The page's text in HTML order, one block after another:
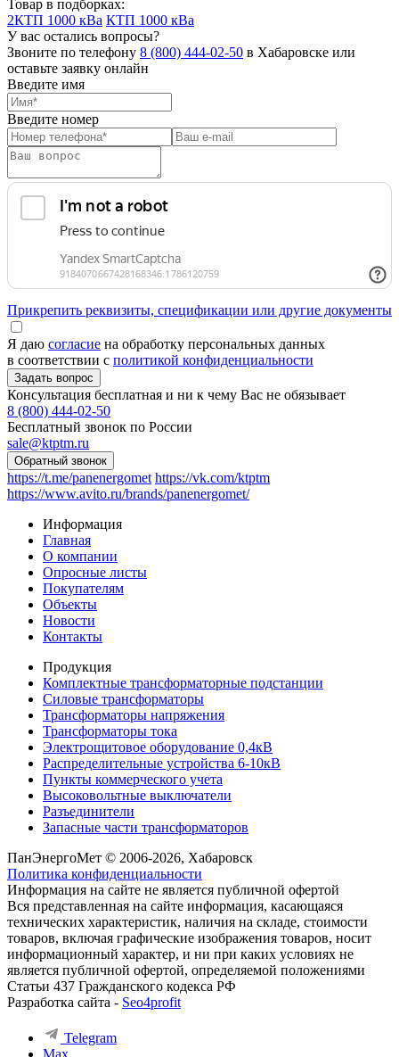
Товар в подборках:
2КТП 1000 кВа КТП 1000 кВа
У вас остались вопросы?
Звоните по телефону 8 (800) 444-02-50 в Хабаровске или
оставьте заявку онлайн
Введите имя
Введите номер
Прикрепить реквизиты, спецификации или другие документы
Я даю согласие на обработку персональных данных
в соответствии с политикой конфиденциальности
Консультация бесплатная и ни к чему Вас не обязывает
8 (800) 444-02-50
Бесплатный звонок по России
sale@ktptm.ru
https://t.me/panenergomet https://vk.com/ktptm
https://www.avito.ru/brands/panenergomet/
Информация
Главная
О компании
Опросные листы
Покупателям
Объекты
Новости
Контакты
Продукция
Комплектные трансформаторные подстанции
Силовые трансформаторы
Трансформаторы напряжения
Трансформаторы тока
Электрощитовое оборудование 0,4кВ
Распределительные устройства 6-10кВ
Пункты коммерческого учета
Высоковольтные выключатели
Разъединители
Запасные части трансформаторов
ПанЭнергоМет © 2006-2026, Хабаровск
Политика конфиденциальности
Информация на сайте не является публичной офертой
Вся представленная на сайте информация, касающаяся
технических характеристик, наличия на складе, стоимости
товаров, включая графические изображения товаров, носит
информационный характер, и ни при каких условиях не
является публичной офертой, определяемой положениями
Статьи 437 Гражданского кодекса РФ
Разработка сайта - Seo4profit
Telegram
Max